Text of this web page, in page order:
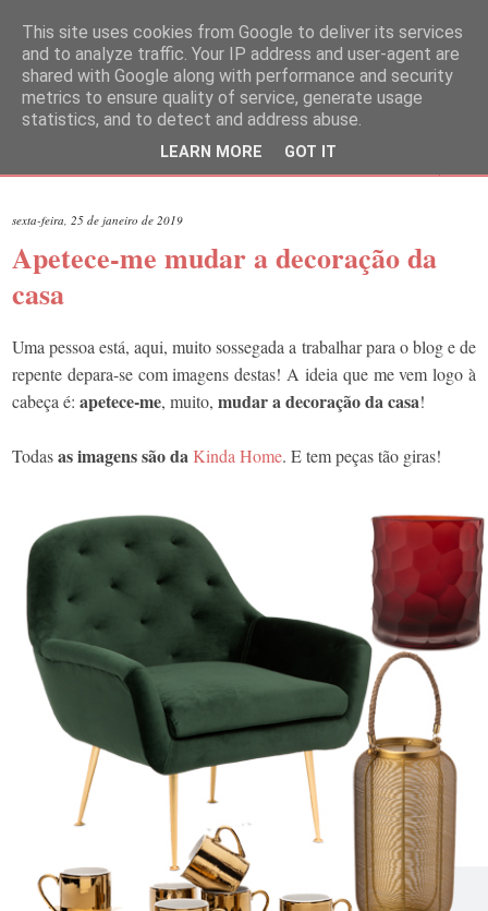
sexta-feira, 25 de janeiro de 2019
Apetece-me mudar a decoração da
casa
Uma pessoa está, aqui, muito sossegada a trabalhar para o blog e de
repente depara-se com imagens destas! A ideia que me vem logo à
cabeça é: apetece-me, muito, mudar a decoração da casa!
Todasas imagens são daKinda Home. E tem peças tão giras!
This site uses cookies from Google to deliver its services
and to analyze traffic. Your IP address and user-agent are
shared with Google along with performance and security
metrics to ensure quality of service, generate usage
statistics, and to detect and address abuse.
LEARN MORE GOT IT